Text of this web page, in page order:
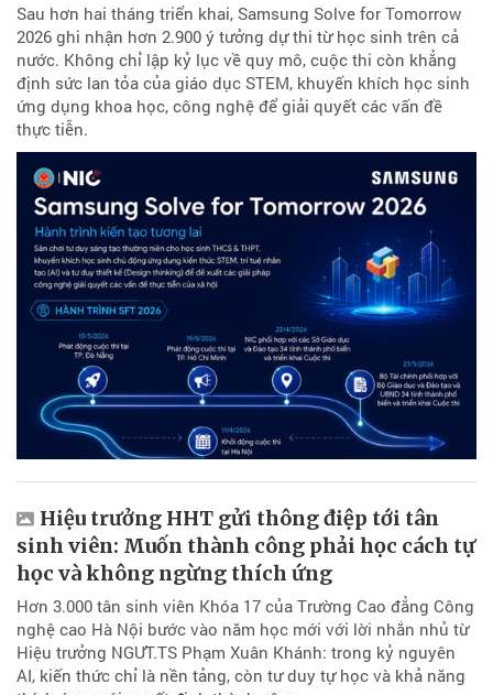
Sau hơn hai tháng triển khai, Samsung Solve for Tomorrow
2026 ghi nhận hơn 2.900 ý tưởng dự thi từ học sinh trên cả
nước. Không chỉ lập kỷ lục về quy mô, cuộc thi còn khẳng
định sức lan tỏa của giáo dục STEM, khuyến khích học sinh
ứng dụng khoa học, công nghệ để giải quyết các vấn đề
thực tiễn.
Hiệu trưởng HHT gửi thông điệp tới tân
sinh viên: Muốn thành công phải học cách tự
học và không ngừng thích ứng
Hơn 3.000 tân sinh viên Khóa 17 của Trường Cao đẳng Công
nghệ cao Hà Nội bước vào năm học mới với lời nhắn nhủ từ
Hiệu trưởng NGƯT.TS Phạm Xuân Khánh: trong kỷ nguyên
AI, kiến thức chỉ là nền tảng, còn tư duy tự học và khả năng